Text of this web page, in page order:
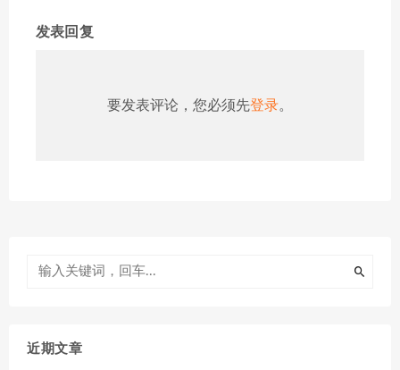
发表回复
要发表评论，您必须先登录。
近期文章